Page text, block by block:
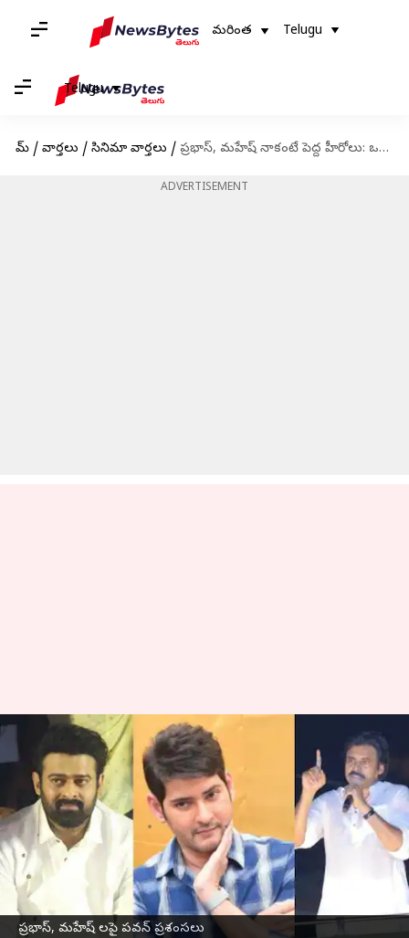
మరింత Telugu
Telugu
హోమ్ / వార్తలు / సినిమా వార్తలు / ప్రభాస్, మహేష్ నాకంటే పెద్ద హీరోలు: ఒప్పుకోవడానికి ఈగో లేదంటున్న పవన్ కళ్యాణ్
ADVERTISEMENT
ప్రభాస్, మహేష్ లపై పవన్ ప్రశంసలు
ప్రభాస్, మహేష్ నాకంటే పెద్ద
హీరోలు: ఒప్పుకోవడానికి ఈగో
లేదంటున్న పవన్ కళ్యాణ్
Sriram Pranateja Jun 22, 2023 01:09 pm
ఈ వార్తాకథనం ఏంటి
జనసేన అధినేతపవన్ కళ్యాణ్, ఆంధ్రప్రదేశ్ రాష్ట్రంలో